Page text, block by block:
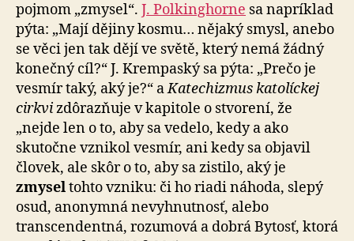
pojmom „zmysel“. J. Polkinghorne sa napríklad
pýta: „Mají dějiny kosmu… nějaký smysl, anebo
se věci jen tak dějí ve světě, který nemá žádný
konečný cíl?“ J. Krempaský sa pýta: „Prečo je
vesmír taký, aký je?“ aKatechizmus katolíckej
cirkvizdôrazňuje v kapitole o stvorení, že
„nejde len o to, aby sa vedelo, kedy a ako
skutočne vznikol vesmír, ani kedy sa objavil
človek, ale skôr o to, aby sa zistilo, aký je
zmyseltohto vzniku: či ho riadi náhoda, slepý
osud, anonymná nevyhnutnosť, alebo
transcendentná, rozumová a dobrá Bytosť, ktorá